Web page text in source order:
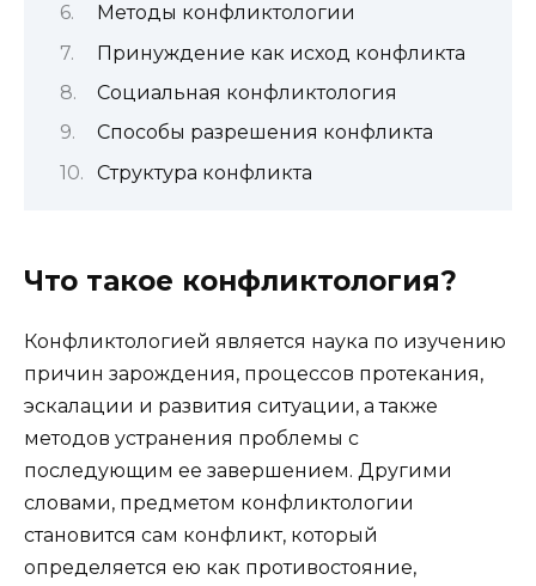
Методы конфликтологии
Принуждение как исход конфликта
Социальная конфликтология
Способы разрешения конфликта
Структура конфликта
Что такое конфликтология?
Конфликтологией является наука по изучению
причин зарождения, процессов протекания,
эскалации и развития ситуации, а также
методов устранения проблемы с
последующим ее завершением. Другими
словами, предметом конфликтологии
становится сам конфликт, который
определяется ею как противостояние,